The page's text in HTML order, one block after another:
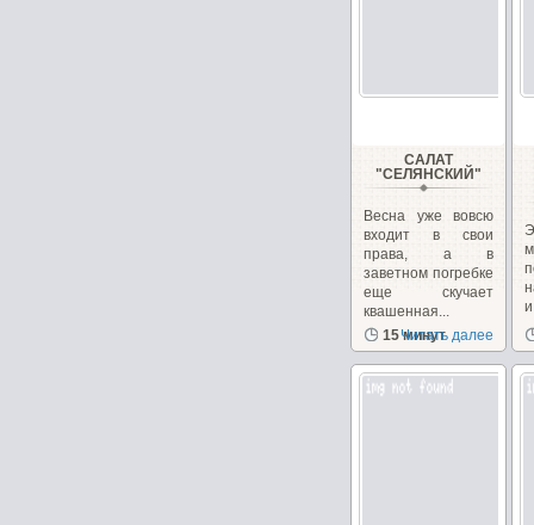
САЛАТ
"СЕЛЯНСКИЙ"
Весна уже вовсю
входит в свои
права, а в
заветном погребке
еще скучает
квашенная...
15 минут
Читать далее